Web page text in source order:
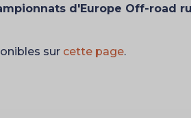
d'Europe Off-road
sur cette page.